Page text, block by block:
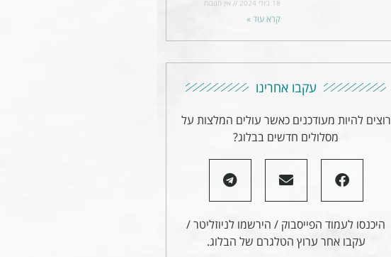
18 ביולי 2024 אין תגובות
קרא עוד »
עקבו אחרינו
רוצים להיות מעודכנים כאשר עולים המלצות על
מסלולים חדשים בבלוג?
היכנסו לעמוד הפייסבוק / הירשמו לניוזליטר /
עקבו אחר ערוץ הטלגרם של הבלוג.